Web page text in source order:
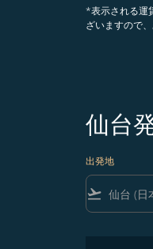
*表示される運
ざいますので
仙台
出発地
flight_takeoff